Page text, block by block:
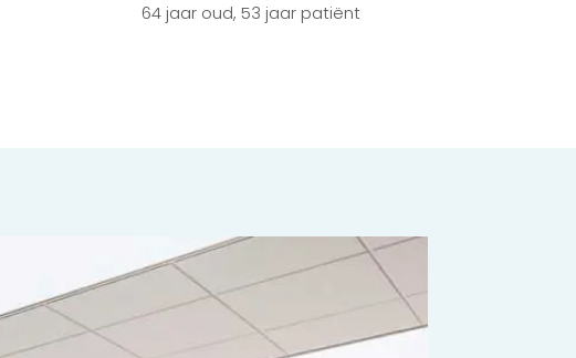
64 jaar oud, 53 jaar patiënt